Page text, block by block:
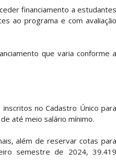
financiamento a estudantes
ao programa e com avaliação
que varia conforme a
no Cadastro Único para
até meio salário mínimo.
além de reservar cotas para
semestre de 2024, 39.419